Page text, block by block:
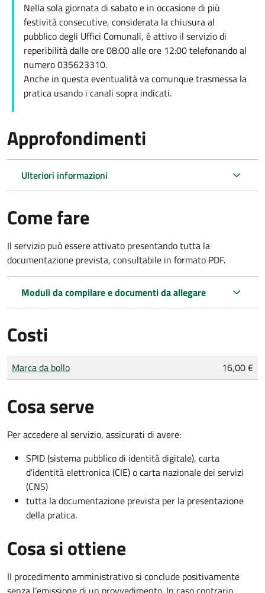
Nella sola giornata di sabato e in occasione di più
festività consecutive, considerata la chiusura al
pubblico degli Uffici Comunali, è attivo il servizio di
reperibilità dalle ore 08:00 alle ore 12:00 telefonando al
numero 035623310.
Anche in questa eventualità va comunque trasmessa la
pratica usando i canali sopra indicati.
Approfondimenti
Ulteriori informazioni
Come fare
Il servizio può essere attivato presentando tutta la
documentazione prevista, consultabile in formato PDF.
Moduli da compilare e documenti da allegare
Costi
Tipo di pagamento
Importo
Marca da bollo 16,00 €
Cosa serve
Per accedere al servizio, assicurati di avere:
SPID (sistema pubblico di identità digitale), carta
d’identità elettronica (CIE) o carta nazionale dei servizi
(CNS)
tutta la documentazione prevista per la presentazione
della pratica.
Cosa si ottiene
Il procedimento amministrativo si conclude positivamente